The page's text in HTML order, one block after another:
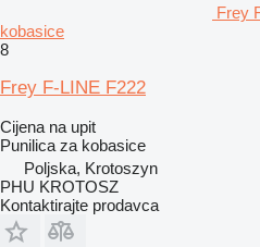
Frey
kobasice
8
Frey F-LINE F222
Cijena na upit
Punilica za kobasice
Poljska, Krotoszyn
PHU KROTOSZ
Kontaktirajte prodavca